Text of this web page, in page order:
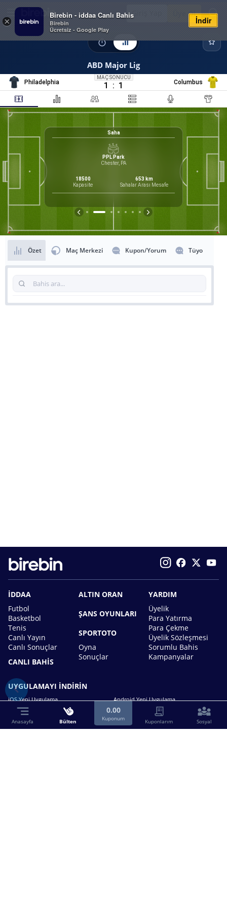
×
Birebin - iddaa Canlı Bahis
Birebin
Ücretsiz - Google Play
İndir
Giriş Yap Üye Ol
ABD Major Lig
Philadelphia
MAÇ SONUCU
1 : 1 Columbus
Saha
PPL Park
Chester, PA
18500
Kapasite
653 km
Sahalar Arası Mesafe
M G
Özet Maç Merkezi Kupon/Yorum Tüyo
İDDAA
Futbol
Basketbol
Tenis
Canlı Yayın
Canlı Sonuçlar
CANLI BAHİS
ALTIN ORAN
ŞANS OYUNLARI
SPORTOTO
Oyna
Sonuçlar
YARDIM
Üyelik
Para Yatırma
Para Çekme
Üyelik Sözleşmesi
Sorumlu Bahis
Kampanyalar
UYGULAMAYI İNDİRİN
iOS Yeni Uygulama Android Yeni Uygulama
Anasayfa Bülten
0.00
Kuponum Kuponlarım Sosyal